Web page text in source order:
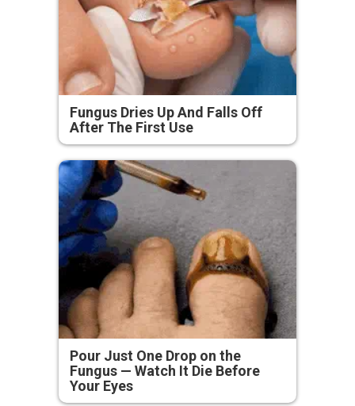
Fungus Dries Up And Falls Off
After The First Use
Pour Just One Drop on the
Fungus — Watch It Die Before
Your Eyes